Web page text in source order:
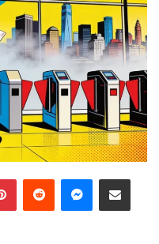
PinterestReddit Messenger
Share via Email